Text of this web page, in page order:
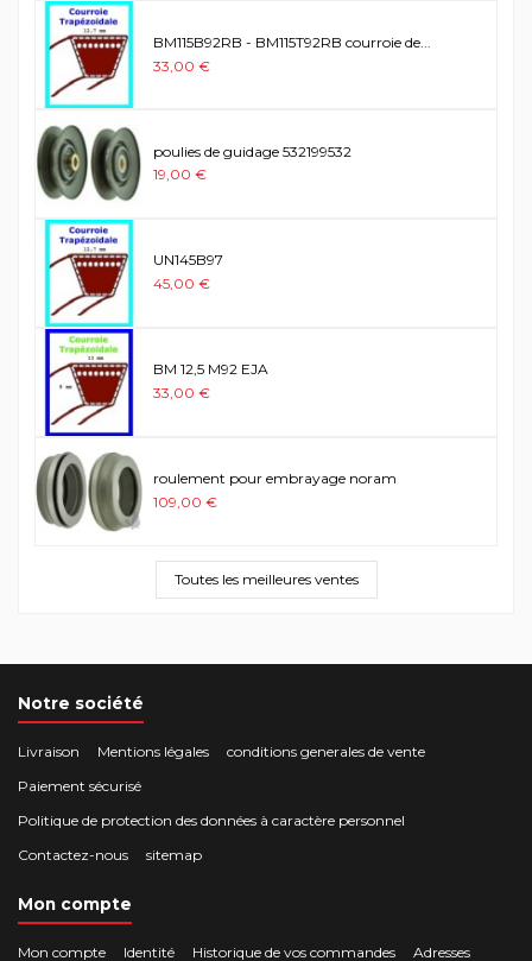
BM115B92RB - BM115T92RB courroie de...
33,00 €
poulies de guidage 532199532
19,00 €
UN145B97
45,00 €
BM 12,5 M92 EJA
33,00 €
roulement pour embrayage noram
109,00 €
Toutes les meilleures ventes
Notre société
Livraison Mentions légales
conditions generales de vente
Paiement sécurisé
Politique de protection des données à caractère personnel
Contactez-nous
sitemap
Mon compte
Mon compte Identité Historique de vos commandes Adresses